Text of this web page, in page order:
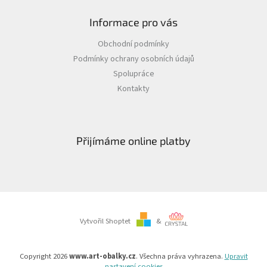
Informace pro vás
Obchodní podmínky
Podmínky ochrany osobních údajů
Spolupráce
Kontakty
Přijímáme online platby
Vytvořil Shoptet &
Copyright 2026www.art-obalky.cz. Všechna práva vyhrazena. Upravit